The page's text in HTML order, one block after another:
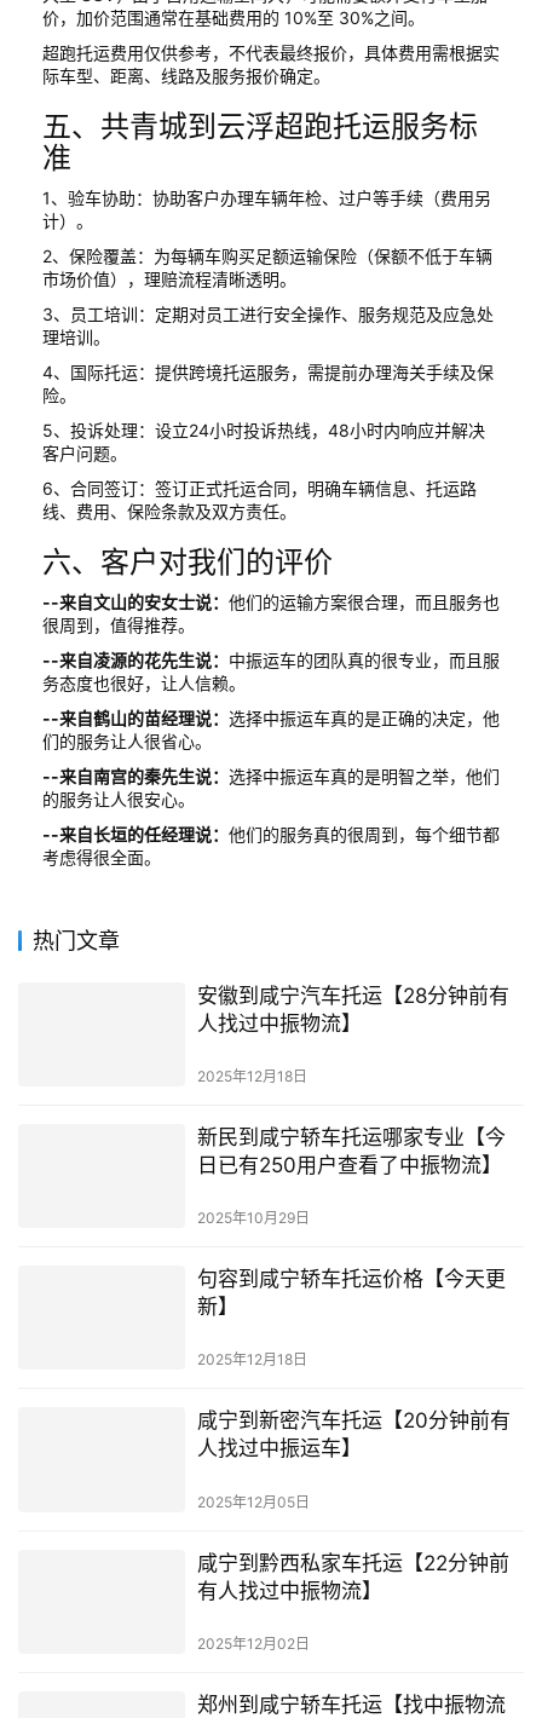
价，加价范围通常在基础费用的 10%至 30%之间。
超跑托运费用仅供参考，不代表最终报价，具体费用需根据实
际车型、距离、线路及服务报价确定。
五、共青城到云浮超跑托运服务标
准
1、验车协助：协助客户办理车辆年检、过户等手续（费用另
计）。
2、保险覆盖：为每辆车购买足额运输保险（保额不低于车辆
市场价值），理赔流程清晰透明。
3、员工培训：定期对员工进行安全操作、服务规范及应急处
理培训。
4、国际托运：提供跨境托运服务，需提前办理海关手续及保
险。
5、投诉处理：设立24小时投诉热线，48小时内响应并解决
客户问题。
6、合同签订：签订正式托运合同，明确车辆信息、托运路
线、费用、保险条款及双方责任。
六、客户对我们的评价
--来自文山的安女士说： 他们的运输方案很合理，而且服务也
很周到，值得推荐。
--来自凌源的花先生说： 中振运车的团队真的很专业，而且服
务态度也很好，让人信赖。
--来自鹤山的苗经理说： 选择中振运车真的是正确的决定，他
们的服务让人很省心。
--来自南宫的秦先生说： 选择中振运车真的是明智之举，他们
的服务让人很安心。
--来自长垣的任经理说： 他们的服务真的很周到，每个细节都
考虑得很全面。
热门文章
安徽到咸宁汽车托运【28分钟前有
人找过中振物流】
2025年12月18日
新民到咸宁轿车托运哪家专业【今
日已有250用户查看了中振物流】
2025年10月29日
句容到咸宁轿车托运价格【今天更
新】
2025年12月18日
咸宁到新密汽车托运【20分钟前有
人找过中振运车】
2025年12月05日
咸宁到黔西私家车托运【22分钟前
有人找过中振物流】
2025年12月02日
郑州到咸宁轿车托运【找中振物流